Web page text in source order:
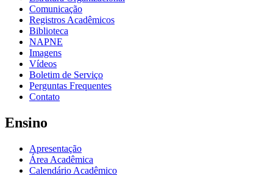
Comunicação
Registros Acadêmicos
Biblioteca
NAPNE
Imagens
Vídeos
Boletim de Serviço
Perguntas Frequentes
Contato
Ensino
Apresentação
Área Acadêmica
Calendário Acadêmico